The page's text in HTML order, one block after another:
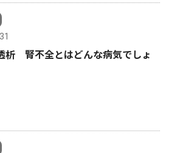
析 腎不全とはどんな病気でしょ